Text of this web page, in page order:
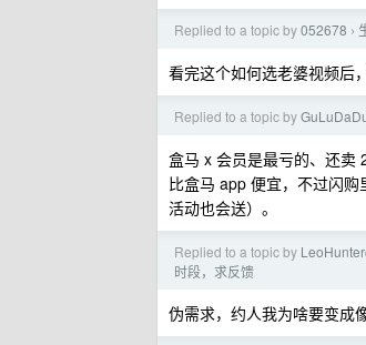
Replied to a topic by052678 ›
看完这个如何选老婆视频后
Replied to a topic by
盒马 x 会员是最亏的、还卖
比盒马 app 便宜，不过闪
活动也会送）。
Replied to a topic by
时段，求反馈
伪需求，约人我为啥要变成